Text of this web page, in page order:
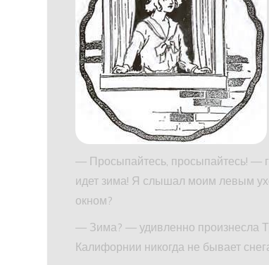
— Просыпайтесь, просыпайтесь! —
идет зима! Я слышал моим левым
окном?
— Зима? — удивленно произнесла
Калифорнии никогда не бывает